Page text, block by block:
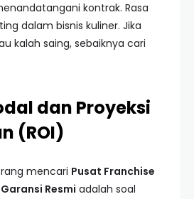
kontrak. Rasa
dalam bisnis kuliner. Jika
kalah saing, sebaiknya cari
dan Proyeksi
(ROI)
mencari Pusat Franchise
Resmi adalah soal